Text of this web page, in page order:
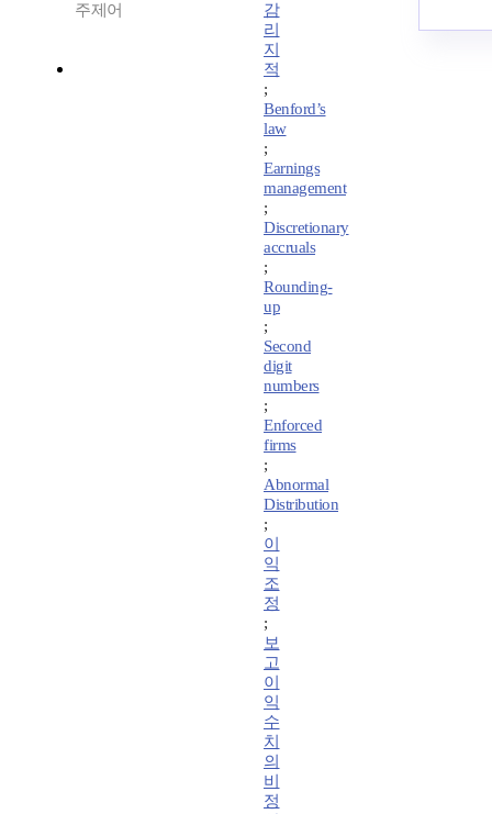
주제어
감
리
지
적
;
Benford’s
law
;
Earnings
management
;
Discretionary
accruals
;
Rounding-
up
;
Second
digit
numbers
;
Enforced
firms
;
Abnormal
Distribution
;
이
익
조
정
;
보
고
이
익
수
치
의
비
정